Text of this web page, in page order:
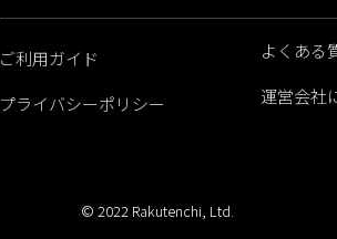
ご利用ガイド よくある
プライバシーポリシー
運営会社
© 2022 Rakutenchi, Ltd.